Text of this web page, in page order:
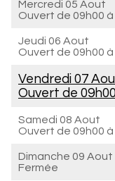
Mercredi 05 Aout
Ouvert de 09h00
Jeudi 06 Aout
Ouvert de 09h00
Vendredi 07
Ouvert de
Samedi 08 Aout
Ouvert de 09h00
Dimanche 09 Aout
Fermée